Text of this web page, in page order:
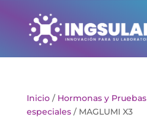
Inicio/ Hormonas y Pruebas
especiales/ MAGLUMI X3